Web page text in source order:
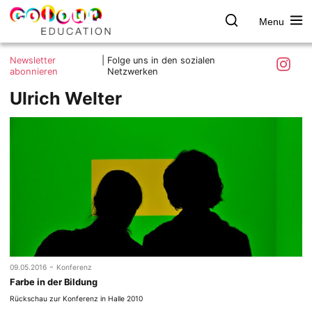
Skip
colour.education
Farbe
entdecken
Menu
Was ist colour.education?
Ziele und Mitmachen
Kontakt
Impressum
Newsletter
abonnieren
Folge uns in den sozialen
Netzwerken
Ulrich Welter
09.05.2016 - Konferenz
Farbe in der Bildung
Rückschau zur Konferenz in Halle 2010